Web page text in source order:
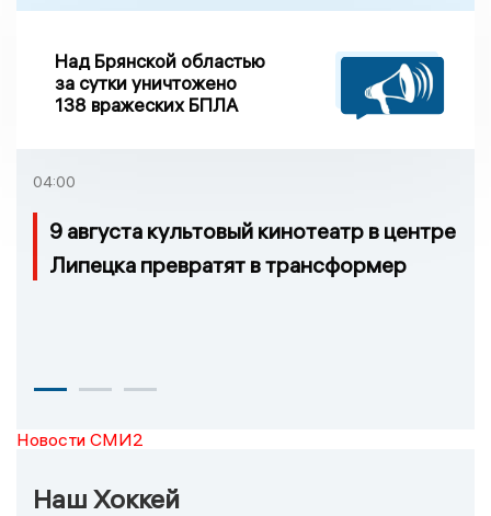
Над Брянской областью
за сутки уничтожено
138 вражеских БПЛА
04:00
9 августа культовый кинотеатр в центре
Липецка превратят в трансформер
Новости СМИ2
Наш Хоккей